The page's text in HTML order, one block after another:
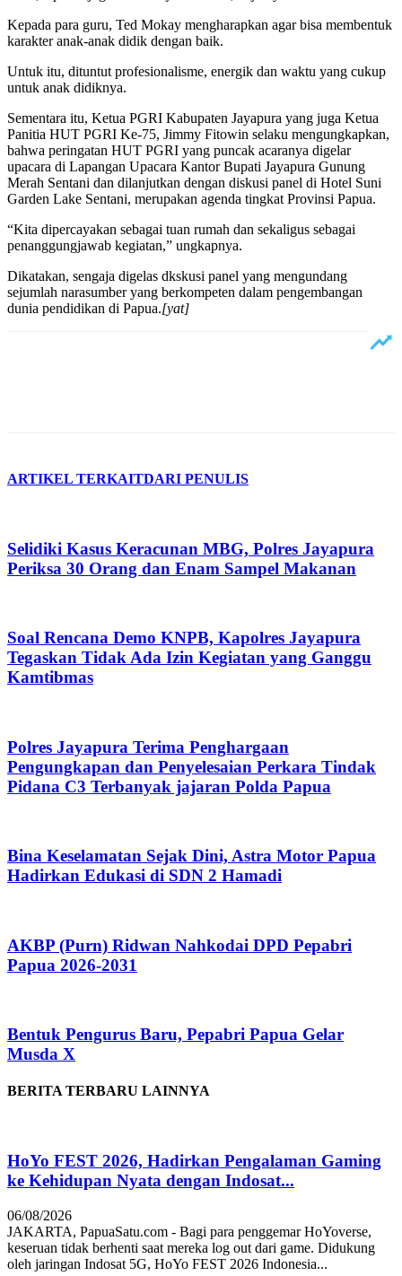
Kepada para guru, Ted Mokay mengharapkan agar bisa membentuk
karakter anak-anak didik dengan baik.
Untuk itu, dituntut profesionalisme, energik dan waktu yang cukup
untuk anak didiknya.
Sementara itu, Ketua PGRI Kabupaten Jayapura yang juga Ketua
Panitia HUT PGRI Ke-75, Jimmy Fitowin selaku mengungkapkan,
bahwa peringatan HUT PGRI yang puncak acaranya digelar
upacara di Lapangan Upacara Kantor Bupati Jayapura Gunung
Merah Sentani dan dilanjutkan dengan diskusi panel di Hotel Suni
Garden Lake Sentani, merupakan agenda tingkat Provinsi Papua.
“Kita dipercayakan sebagai tuan rumah dan sekaligus sebagai
penanggungjawab kegiatan,” ungkapnya.
Dikatakan, sengaja digelas dkskusi panel yang mengundang
sejumlah narasumber yang berkompeten dalam pengembangan
dunia pendidikan di Papua.[yat]
ARTIKEL TERKAITDARI PENULIS
Selidiki Kasus Keracunan MBG, Polres Jayapura
Periksa 30 Orang dan Enam Sampel Makanan
Soal Rencana Demo KNPB, Kapolres Jayapura
Tegaskan Tidak Ada Izin Kegiatan yang Ganggu
Kamtibmas
Polres Jayapura Terima Penghargaan
Pengungkapan dan Penyelesaian Perkara Tindak
Pidana C3 Terbanyak jajaran Polda Papua
Bina Keselamatan Sejak Dini, Astra Motor Papua
Hadirkan Edukasi di SDN 2 Hamadi
AKBP (Purn) Ridwan Nahkodai DPD Pepabri
Papua 2026-2031
Bentuk Pengurus Baru, Pepabri Papua Gelar
Musda X
BERITA TERBARU LAINNYA
HoYo FEST 2026, Hadirkan Pengalaman Gaming
ke Kehidupan Nyata dengan Indosat...
06/08/2026
JAKARTA, PapuaSatu.com - Bagi para penggemar HoYoverse,
keseruan tidak berhenti saat mereka log out dari game. Didukung
oleh jaringan Indosat 5G, HoYo FEST 2026 Indonesia...